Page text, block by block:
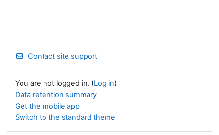
Contact site support
You are not logged in. (Log in)
Data retention summary
Get the mobile app
Switch to the standard theme